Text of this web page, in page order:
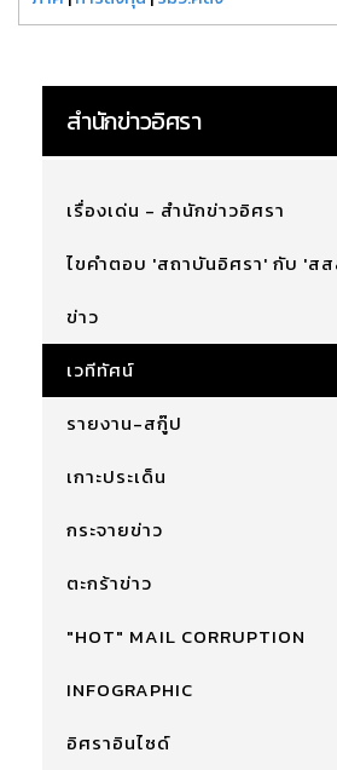
สำนักข่าวอิศรา
เรื่องเด่น - สำนักข่าวอิศรา
ไขคำตอบ 'สถาบันอิศรา' กับ 'ส
ข่าว
เวทีทัศน์
รายงาน-สกู๊ป
เกาะประเด็น
กระจายข่าว
ตะกร้าข่าว
"HOT" MAIL CORRUPTION
INFOGRAPHIC
อิศราอินไซด์